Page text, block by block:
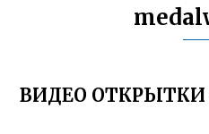
ВИДЕО